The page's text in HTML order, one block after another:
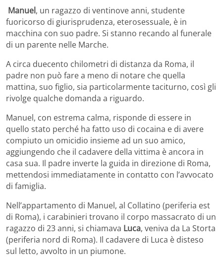
Manuel, un ragazzo di ventinove anni, studente
fuoricorso di giurisprudenza, eterosessuale, è in
macchina con suo padre. Si stanno recando al funerale
di un parente nelle Marche.
A circa duecento chilometri di distanza da Roma, il
padre non può fare a meno di notare che quella
mattina, suo figlio, sia particolarmente taciturno, così gli
rivolge qualche domanda a riguardo.
Manuel, con estrema calma, risponde di essere in
quello stato perché ha fatto uso di cocaina e di avere
compiuto un omicidio insieme ad un suo amico,
aggiungendo che il cadavere della vittima è ancora in
casa sua. Il padre inverte la guida in direzione di Roma,
mettendosi immediatamente in contatto con l’avvocato
di famiglia.
Nell’appartamento di Manuel, al Collatino (periferia est
di Roma), i carabinieri trovano il corpo massacrato di un
ragazzo di 23 anni, si chiamava Luca, veniva da La Storta
(periferia nord di Roma). Il cadavere di Luca è disteso
sul letto, avvolto in un piumone.